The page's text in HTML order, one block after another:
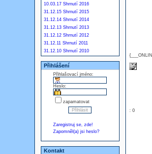
10.03.17 Shrnutí 2016
31.12.15 Shrnutí 2015
31.12.14 Shrnutí 2014
31.12.13 Shrnutí 2013
31.12.12 Shrnutí 2012
31.12.11 Shrnutí 2011
31.12.10 Shrnutí 2010
Přihlášení
Přihlašovací jméno:
Heslo:
zapamatovat
Zaregistruj se, zde!
Zapomněl(a) jsi heslo?
Kontakt
: 0